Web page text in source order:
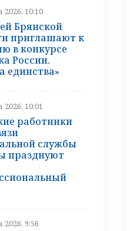
2026, 10:10
Брянской
приглашают к
в конкурсе
России.
единства»
2026, 10:01
работники
службы
празднуют
2026, 9:56